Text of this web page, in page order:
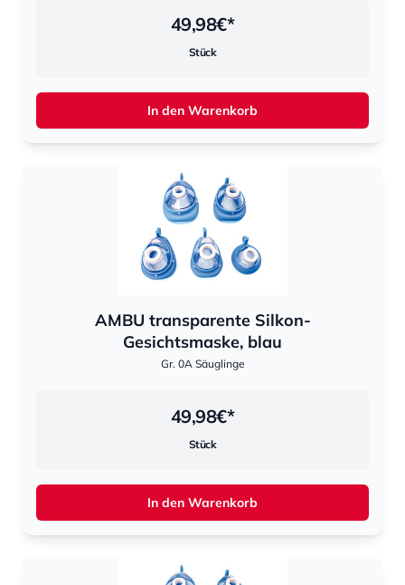
49,98€*
Stück
In den Warenkorb
AMBU transparente Silkon-
Gesichtsmaske, blau
Gr. 0A Säuglinge
49,98€*
Stück
In den Warenkorb